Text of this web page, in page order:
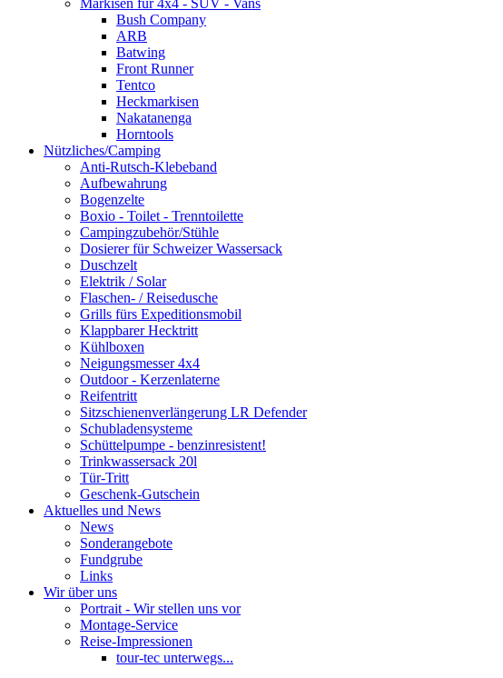
Markisen für 4x4 - SUV - Vans
Bush Company
ARB
Batwing
Front Runner
Tentco
Heckmarkisen
Nakatanenga
Horntools
Nützliches/Camping
Anti-Rutsch-Klebeband
Aufbewahrung
Bogenzelte
Boxio - Toilet - Trenntoilette
Campingzubehör/Stühle
Dosierer für Schweizer Wassersack
Duschzelt
Elektrik / Solar
Flaschen- / Reisedusche
Grills fürs Expeditionsmobil
Klappbarer Hecktritt
Kühlboxen
Neigungsmesser 4x4
Outdoor - Kerzenlaterne
Reifentritt
Sitzschienenverlängerung LR Defender
Schubladensysteme
Schüttelpumpe - benzinresistent!
Trinkwassersack 20l
Tür-Tritt
Geschenk-Gutschein
Aktuelles und News
News
Sonderangebote
Fundgrube
Links
Wir über uns
Portrait - Wir stellen uns vor
Montage-Service
Reise-Impressionen
tour-tec unterwegs...